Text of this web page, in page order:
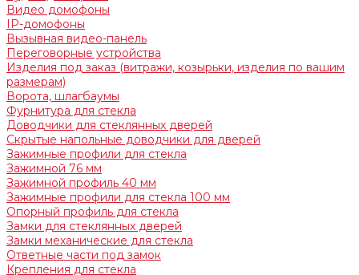
Видео домофоны
IP-домофоны
Вызывная видео-панель
Переговорные устройства
Изделия под заказ (витражи, козырьки, изделия по вашим
размерам)
Ворота, шлагбаумы
Фурнитура для стекла
Доводчики для стеклянных дверей
Скрытые напольные доводчики для дверей
Зажимные профили для стекла
Зажимной 76 мм
Зажимной профиль 40 мм
Зажимные профили для стекла 100 мм
Опорный профиль для стекла
Замки для стеклянных дверей
Замки механические для стекла
Ответные части под замок
Крепления для стекла